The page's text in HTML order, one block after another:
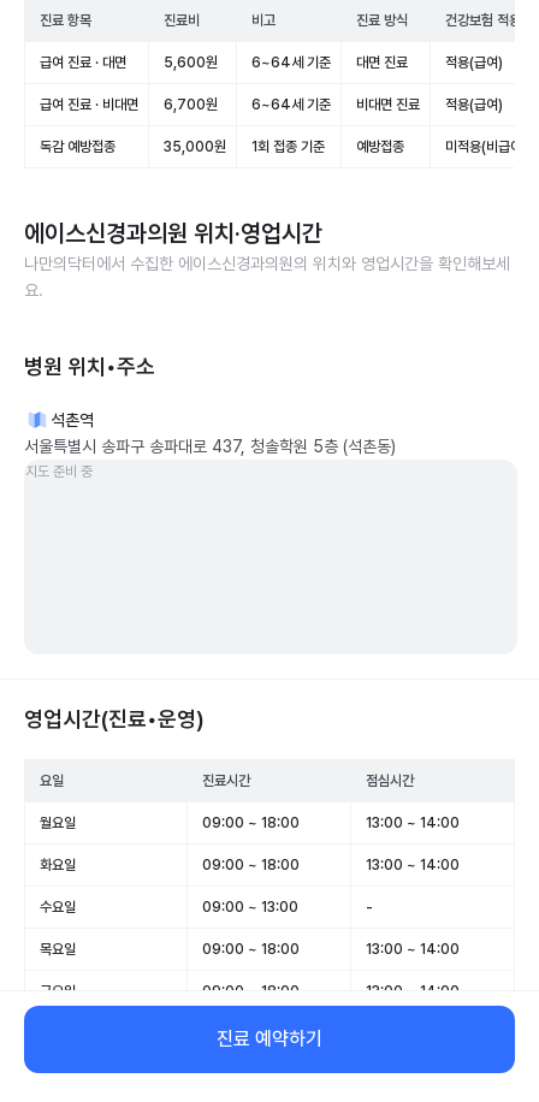
진료 항목 진료비 비고 진료 방식 건강보험 적용
급여 진료 · 대면 5,600원 6~64세 기준 대면 진료 적용(급여)
급여 진료 · 비대면 6,700원 6~64세 기준 비대면 진료 적용(급여)
독감 예방접종 35,000원 1회 접종 기준 예방접종 미적용(비급여)
에이스신경과의원 위치·영업시간
나만의닥터에서 수집한 에이스신경과의원의 위치와 영업시간을 확인해보세
요.
병원 위치•주소
석촌역
서울특별시 송파구 송파대로 437, 청솔학원 5층 (석촌동)
지도 준비 중
영업시간(진료•운영)
요일 진료시간 점심시간
월요일 09:00 ~ 18:00 13:00 ~ 14:00
화요일 09:00 ~ 18:00 13:00 ~ 14:00
수요일 09:00 ~ 13:00 -
목요일 09:00 ~ 18:00 13:00 ~ 14:00
금요일 09:00 ~ 18:00 13:00 ~ 14:00
09:00 ~ 13:00
일요일 휴무 -
진료 예약하기